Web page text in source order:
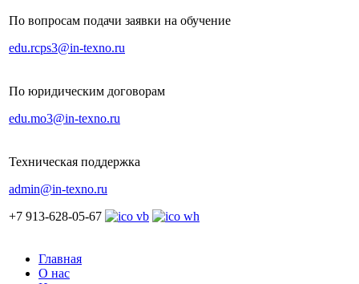
По вопросам подачи заявки на обучение
edu.rcps3@in-texno.ru
По юридическим договорам
edu.mo3@in-texno.ru
Техническая поддержка
admin@in-texno.ru
+7 913-628-05-67
Главная
О нас